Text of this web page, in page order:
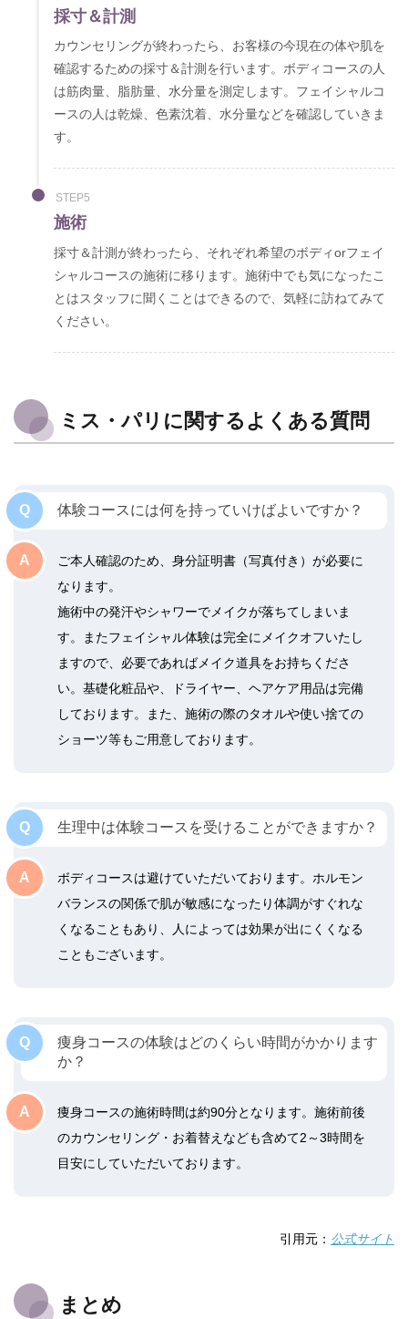
採寸＆計測
カウンセリングが終わったら、お客様の今現在の体や肌を
確認するための採寸＆計測を行います。ボディコースの人
は筋肉量、脂肪量、水分量を測定します。フェイシャルコ
ースの人は乾燥、色素沈着、水分量などを確認していきま
す。
STEP5
施術
採寸＆計測が終わったら、それぞれ希望のボディorフェイ
シャルコースの施術に移ります。施術中でも気になったこ
とはスタッフに聞くことはできるので、気軽に訪ねてみて
ください。
ミス・パリに関するよくある質問
体験コースには何を持っていけばよいですか？
ご本人確認のため、身分証明書（写真付き）が必要に
なります。
施術中の発汗やシャワーでメイクが落ちてしまいま
す。またフェイシャル体験は完全にメイクオフいたし
ますので、必要であればメイク道具をお持ちくださ
い。基礎化粧品や、ドライヤー、ヘアケア用品は完備
しております。また、施術の際のタオルや使い捨ての
ショーツ等もご用意しております。
生理中は体験コースを受けることができますか？
ボディコースは避けていただいております。ホルモン
バランスの関係で肌が敏感になったり体調がすぐれな
くなることもあり、人によっては効果が出にくくなる
こともございます。
痩身コースの体験はどのくらい時間がかかります
か？
痩身コースの施術時間は約90分となります。施術前後
のカウンセリング・お着替えなども含めて2～3時間を
目安にしていただいております。
引用元： 公式サイト
まとめ